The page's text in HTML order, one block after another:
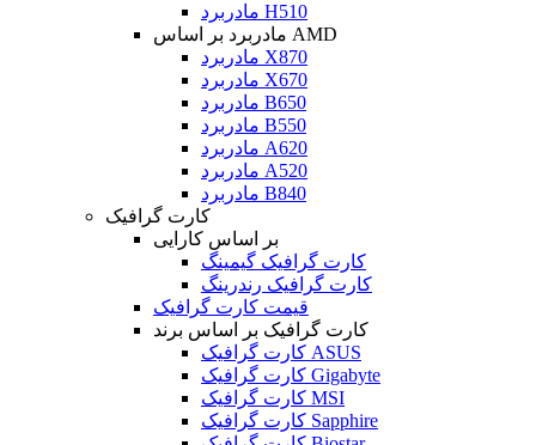
مادربرد H510
مادربرد بر اساس AMD
مادربرد X870
مادربرد X670
مادربرد B650
مادربرد B550
مادربرد A620
مادربرد A520
مادربرد B840
کارت گرافیک
بر اساس کارایی
کارت گرافیک گیمینگ
کارت گرافیک رندرینگ
قیمت کارت گرافیک
کارت گرافیک بر اساس برند
کارت گرافیک ASUS
کارت گرافیک Gigabyte
کارت گرافیک MSI
کارت گرافیک Sapphire